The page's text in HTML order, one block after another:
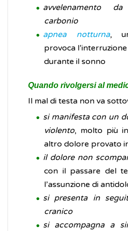
avvelenamento
carbonio
apnea notturna,
provoca
durante il sonno
Quando rivolgersi al
Il mal di testa non va
si manifesta con un
violento, molto più
altro dolore provato
il dolore non
con il passare del
l’assunzione di
si presenta in
cranico
si accompagna a